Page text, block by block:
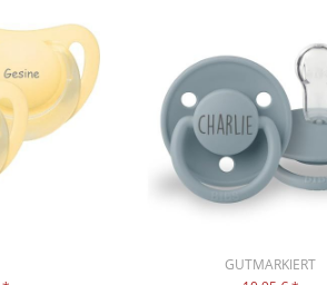
GUTMARKIERT